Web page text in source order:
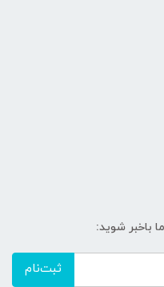
باخبر شوید:
ثبت‌نام